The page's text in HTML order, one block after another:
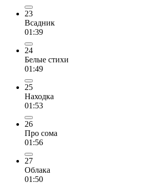
23
Всадник
01:39
24
Белые стихи
01:49
25
Находка
01:53
26
Про сома
01:56
27
Облака
01:50